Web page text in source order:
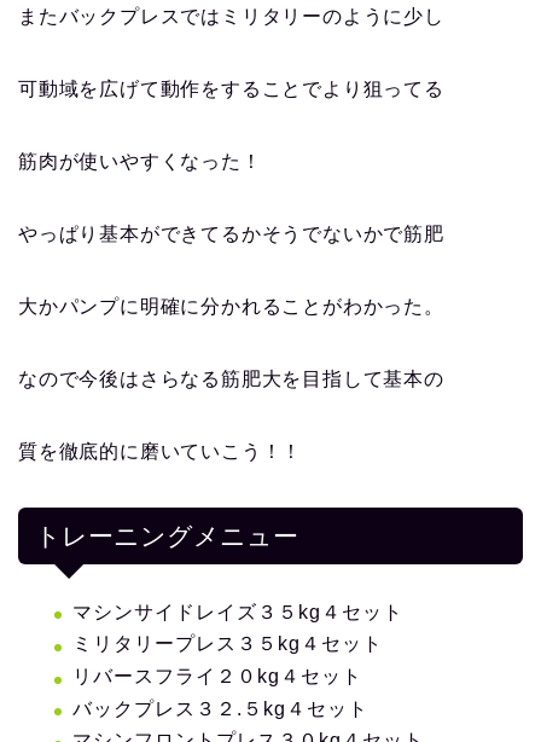
またバックプレスではミリタリーのように少し
可動域を広げて動作をすることでより狙ってる
筋肉が使いやすくなった！
やっぱり基本ができてるかそうでないかで筋肥
大かパンプに明確に分かれることがわかった。
なので今後はさらなる筋肥大を目指して基本の
質を徹底的に磨いていこう！！
トレーニングメニュー
マシンサイドレイズ３５kg４セット
ミリタリープレス３５kg４セット
リバースフライ２０kg４セット
バックプレス３２.５kg４セット